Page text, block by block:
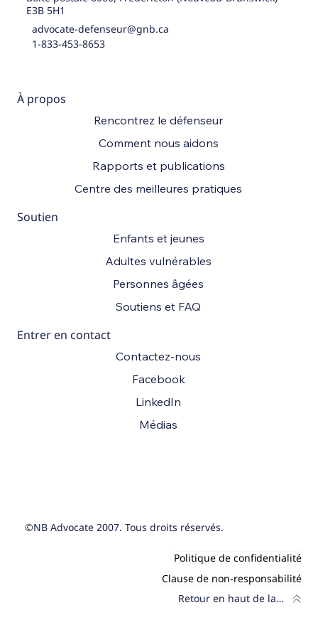
©NB Advocate 2007. Tous droits réservés.
E3B 5H1
advocate-defenseur@gnb.ca
1-833-453-8653
À propos
Rencontrez le défenseur
Comment nous aidons
Rapports et publications
Centre des meilleures pratiques
Soutien
Enfants et jeunes
Adultes vulnérables
Personnes âgées
Soutiens et FAQ
Entrer en contact
Contactez-nous
Facebook
Médias
LinkedIn
Politique de confidentialité
Clause de non-responsabilité
Retour en haut de la page